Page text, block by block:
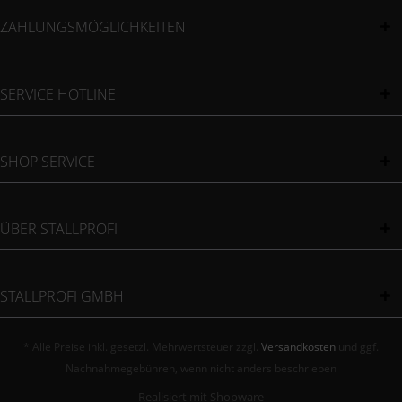
ZAHLUNGSMÖGLICHKEITEN
SERVICE HOTLINE
SHOP SERVICE
ÜBER STALLPROFI
STALLPROFI GMBH
* Alle Preise inkl. gesetzl. Mehrwertsteuer zzgl. Versandkosten und ggf.
Nachnahmegebühren, wenn nicht anders beschrieben
Realisiert mit Shopware